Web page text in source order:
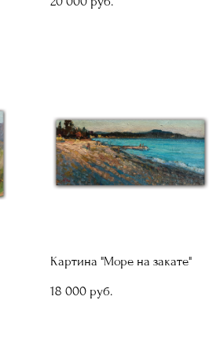
Картина "Море на закате"
18 000 pуб.